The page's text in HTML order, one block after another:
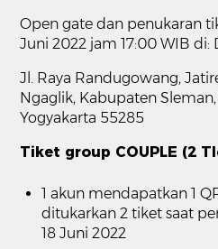
Open gate dan penukaran
Juni 2022 jam 17:00 WIB di:
Jl. Raya Randugowang,
Ngaglik, Kabupaten
Yogyakarta 55285
Tiket group COUPLE (2
1 akun mendapatkan 1
ditukarkan 2 tiket saat
18 Juni 2022